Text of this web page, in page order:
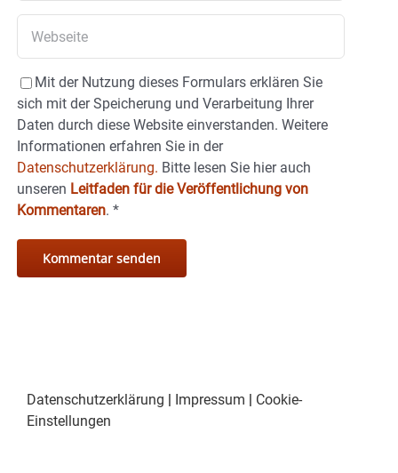
Mit der Nutzung dieses Formulars erklären Sie
sich mit der Speicherung und Verarbeitung Ihrer
Daten durch diese Website einverstanden. Weitere
Informationen erfahren Sie in der
Datenschutzerklärung. Bitte lesen Sie hier auch
unseren Leitfaden für die Veröffentlichung von
Kommentaren. *
Datenschutzerklärung Impressum
Cookie-
Einstellungen